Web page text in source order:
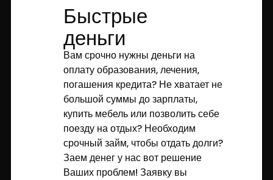
Быстрые
деньги
Вам срочно нужны деньги на
оплату образования, лечения,
погашения кредита? Не хватает не
большой суммы до зарплаты,
купить мебель или позволить себе
поезду на отдых? Необходим
срочный займ, чтобы отдать долги?
Заем денег у нас вот решение
Ваших проблем! Заявку вы